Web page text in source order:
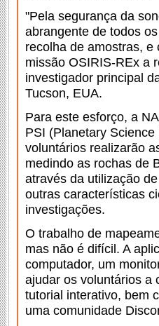
"Pela segurança da
abrangente de todos
recolha de amostras,
missão OSIRIS-REx a
investigador principal
Tucson, EUA.
Para este esforço, a
PSI (Planetary
voluntários realizarão
medindo as rochas de
através da utilização
outras características
investigações.
O trabalho de
mas não é difícil. A
computador, um
ajudar os voluntários a
tutorial interativo, bem
uma comunidade